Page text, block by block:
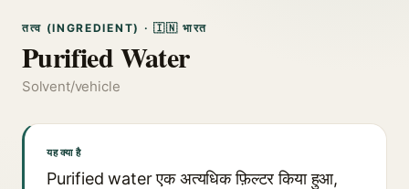
तत्व (INGREDIENT) · 🇮🇳 भारत
Purified Water
Solvent/vehicle
यह क्या है
Purified water एक अत्यधिक फ़िल्टर किया हुआ,